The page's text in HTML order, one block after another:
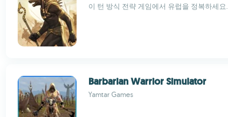
이 턴 방식 전략 게임에서 유럽을 정복하세요.
Barbarian Warrior Simulator
Yamtar Games